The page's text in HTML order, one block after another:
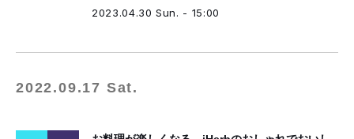
2023.04.30 Sun. - 15:00
2022.09.17 Sat.